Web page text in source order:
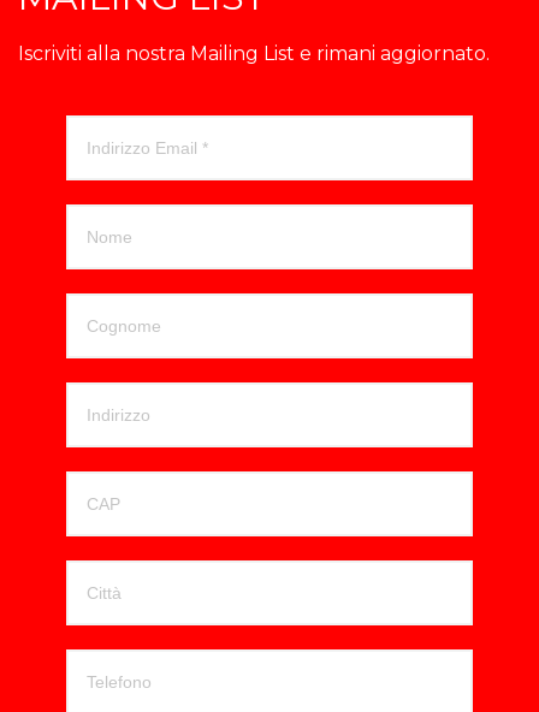
Iscriviti alla nostra Mailing List e rimani aggiornato.